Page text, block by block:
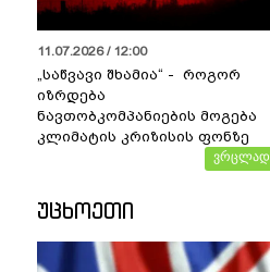
11.07.2026 / 12:00
„საწვავი შხამია“ - როგორ
იზრდება
ნავთობკომპანიების მოგება
კლიმატის კრიზისის ფონზე
ვრცლად
ᲣᲪᲮᲝᲔᲗᲘ